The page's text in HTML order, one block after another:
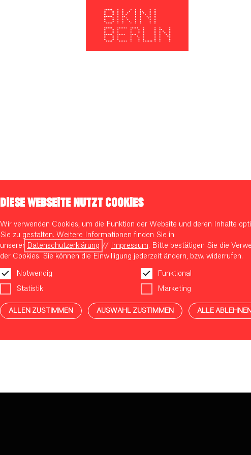
DIESE WEBSEITE NUTZT COOKIES
Wir verwenden Cookies, um die Funktion der Website und deren Inhalte
Sie zu gestalten. Weitere Informationen finden Sie in
unserer Datenschutzerklärung // Impressum. Bitte bestätigen Sie die
der Cookies. Sie können die Einwilligung jederzeit ändern, bzw. widerrufen.
Notwendig Funktional
Statistik Marketing
ALLEN ZUSTIMMEN AUSWAHL ZUSTIMMEN ALLE ABLEHNEN